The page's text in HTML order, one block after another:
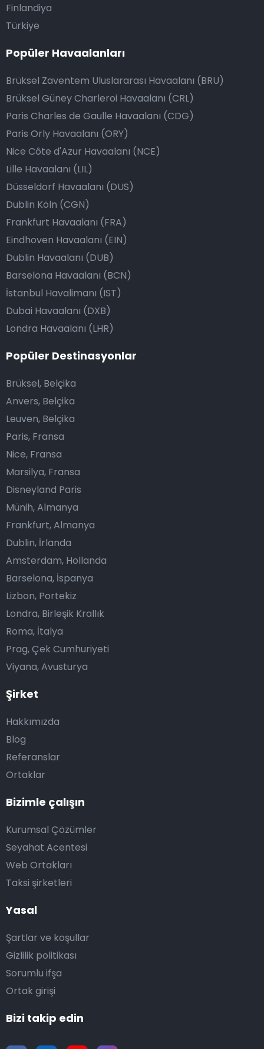
Şirket
Hakkımızda
Blog
Referanslar
Ortaklar
Bizimle çalışın
Kurumsal Çözümler
Seyahat Acentesi
Web Ortakları
Taksi şirketleri
Yasal
Şartlar ve koşullar
Gizlilik politikası
Sorumlu ifşa
Ortak girişi
Finlandiya
Türkiye
Popüler Havaalanları
Brüksel Zaventem Uluslararası Havaalanı (BRU)
Brüksel Güney Charleroi Havaalanı (CRL)
Paris Charles de Gaulle Havaalanı (CDG)
Paris Orly Havaalanı (ORY)
Nice Côte d'Azur Havaalanı (NCE)
Lille Havaalanı (LIL)
Düsseldorf Havaalanı (DUS)
Dublin Köln (CGN)
Frankfurt Havaalanı (FRA)
Eindhoven Havaalanı (EIN)
Dublin Havaalanı (DUB)
Barselona Havaalanı (BCN)
İstanbul Havalimanı (IST)
Dubai Havaalanı (DXB)
Londra Havaalanı (LHR)
Popüler Destinasyonlar
Brüksel, Belçika
Anvers, Belçika
Leuven, Belçika
Paris, Fransa
Nice, Fransa
Marsilya, Fransa
Disneyland Paris
Münih, Almanya
Frankfurt, Almanya
Dublin, İrlanda
Amsterdam, Hollanda
Barselona, İspanya
Lizbon, Portekiz
Londra, Birleşik Krallık
Roma, İtalya
Prag, Çek Cumhuriyeti
Viyana, Avusturya
Bizi takip edin